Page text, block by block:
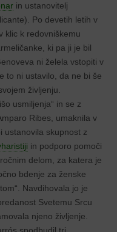
in ustanovitelj
Po devetih letih v
klic k redovniškemu
ki pa ji je bil
ni želela vstopiti v
to ni ustavilo, da ne bi še
življenju.
usmiljenja“ in se z
Ribes, umaknila v
ustanovila skupnost z
in podporo pomoči
delom, za katera je
bdenje za ženske
Navdihovala jo je
Svetemu Srcu
njeno življenje.